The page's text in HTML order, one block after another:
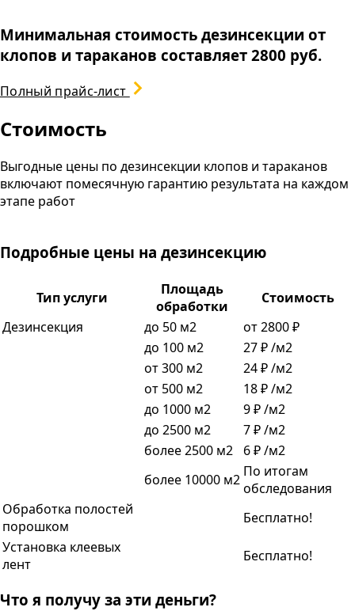
Минимальная стоимость дезинсекции от
клопов и тараканов составляет 2800 руб.
Полный прайс-лист
Стоимость
Выгодные цены по дезинсекции клопов и тараканов
включают помесячную гарантию результата на каждом
этапе работ
Подробные цены на дезинсекцию
Тип услуги
Площадь
обработки
Стоимость
Дезинсекция
до 50 м2
от 2800 ₽
до 100 м2
27 ₽ /м2
от 300 м2
24 ₽ /м2
от 500 м2
18 ₽ /м2
до 1000 м2
9 ₽ /м2
до 2500 м2
7 ₽ /м2
более 2500 м2
6 ₽ /м2
более 10000 м2 По итогам
обследования
Обработка полостей
порошком
Бесплатно!
Установка клеевых
лент
Бесплатно!
Что я получу за эти деньги?